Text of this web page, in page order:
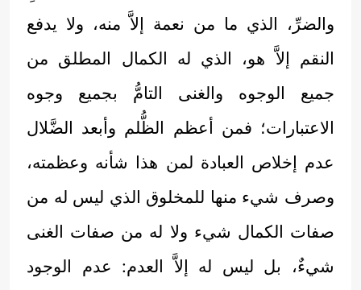
والضرِّ، الذي ما من نعمة إلاَّ منه، ولا يدفع
النقم إلاَّ هو، الذي له الكمال المطلق من
جميع الوجوه والغنى التامُّ بجميع وجوه
الاعتبارات؛ فمن أعظم الظُّلم وأبعد الضَّلال
عدم إخلاص العبادة لمن هذا شأنه وعظمته،
وصرف شيء منها للمخلوق الذي ليس له من
صفات الكمال شيء ولا له من صفات الغنى
شيءٌ، بل ليس له إلاَّ العدم: عدم الوجود